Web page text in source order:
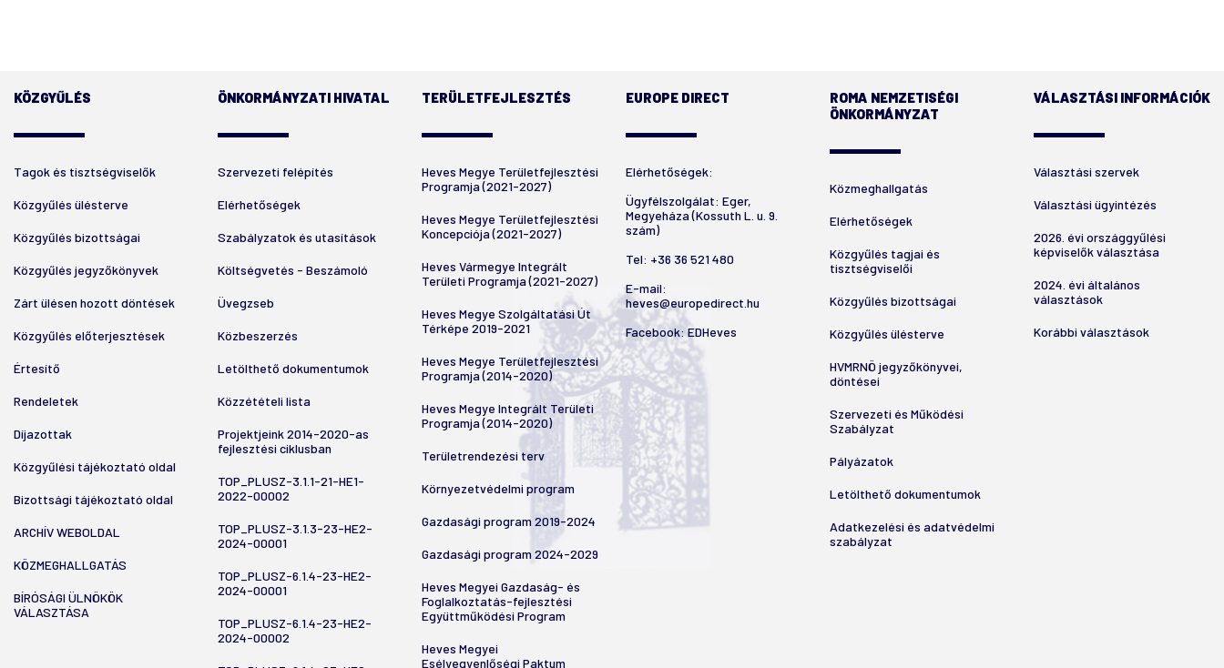
KÖZGYŰLÉS
Tagok és tisztségviselők
Közgyűlés ülésterve
Közgyűlés bizottságai
Közgyűlés jegyzőkönyvek
Zárt ülésen hozott döntések
Közgyűlés előterjesztések
Értesítő
Rendeletek
Díjazottak
Közgyűlési tájékoztató oldal
Bizottsági tájékoztató oldal
ARCHÍV WEBOLDAL
KÖZMEGHALLGATÁS
BÍRÓSÁGI ÜLNÖKÖK
VÁLASZTÁSA
ÖNKORMÁNYZATI HIVATAL
Szervezeti felépítés
Elérhetőségek
Szabályzatok és utasítások
Költségvetés - Beszámoló
Üvegzseb
Közbeszerzés
Letölthető dokumentumok
Közzétételi lista
Projektjeink 2014-2020-as
fejlesztési ciklusban
TOP_PLUSZ-3.1.1-21-HE1-
2022-00002
TOP_PLUSZ-3.1.3-23-HE2-
2024-00001
TOP_PLUSZ-6.1.4-23-HE2-
2024-00001
TOP_PLUSZ-6.1.4-23-HE2-
2024-00002
TERÜLETFEJLESZTÉS
Heves Megye Területfejlesztési
Programja (2021-2027)
Heves Megye Területfejlesztési
Koncepciója (2021-2027)
Heves Vármegye Integrált
Területi Programja (2021-2027)
Heves Megye Szolgáltatási Út
Térképe 2019-2021
Heves Megye Területfejlesztési
Programja (2014-2020)
Heves Megye Integrált Területi
Programja (2014-2020)
Területrendezési terv
Környezetvédelmi program
Gazdasági program 2019-2024
Gazdasági program 2024-2029
Heves Megyei Gazdaság- és
Foglalkoztatás-fejlesztési
Együttműködési Program
Heves Megyei
Esélyegyenlőségi Paktum
EUROPE DIRECT
Elérhetőségek:
Ügyfélszolgálat: Eger,
Megyeháza (Kossuth L. u. 9.
szám)
Tel: +36 36 521 480
E-mail:
heves@europedirect.hu
Facebook: EDHeves
ROMA NEMZETISÉGI
ÖNKORMÁNYZAT
Közmeghallgatás
Elérhetőségek
Közgyűlés tagjai és
tisztségviselői
Közgyűlés bizottságai
Közgyűlés ülésterve
HVMRNÖ jegyzőkönyvei,
döntései
Szervezeti és Működési
Szabályzat
Pályázatok
Letölthető dokumentumok
Adatkezelési és adatvédelmi
szabályzat
VÁLASZTÁSI INFORMÁCIÓK
Választási szervek
Választási ügyintézés
2026. évi országgyűlési
képviselők választása
2024. évi általános
választások
Korábbi választások